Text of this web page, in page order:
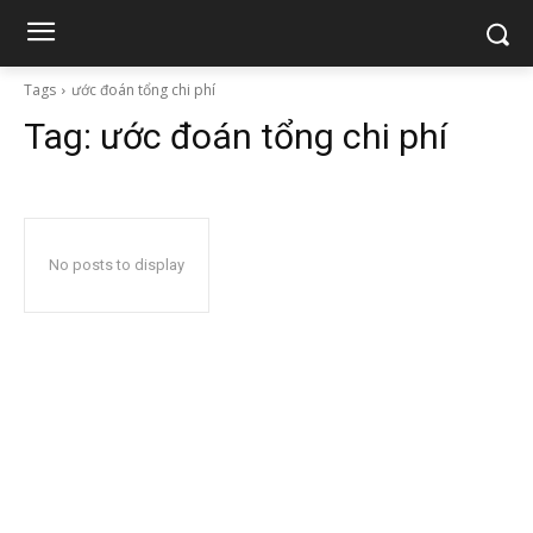
Tags ước đoán tổng chi phí
Tag: ước đoán tổng chi phí
No posts to display